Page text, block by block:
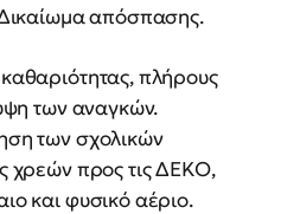
απόσπασης.
πλήρους
των αναγκών.
των σχολικών
χρεών προς τις ΔΕΚΟ,
και φυσικό αέριο.